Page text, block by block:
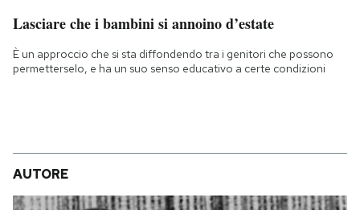
Lasciare che i bambini si annoino d’estate
È un approccio che si sta diffondendo tra i genitori che possono
permetterselo, e ha un suo senso educativo a certe condizioni
AUTORE